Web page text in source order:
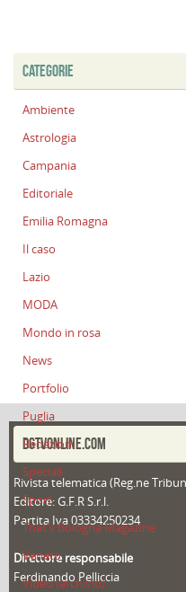
CATEGORIE
Ambiente
Astrologia
Campania
Editoriale
Emilia Romagna
Il caso
Lazio
MODA
Mondo in rosa
News
Portfolio
Puglia
Redazioni
Speciali
Sport
That's Bologna Magazine
Veneto
Video (archivio)
DGTVONLINE.COM
Rivista telematica (Reg.ne
Editore: G.F.R S.r.l.
Partita Iva 03334250234
Direttore responsabile
Ferdinando Pelliccia